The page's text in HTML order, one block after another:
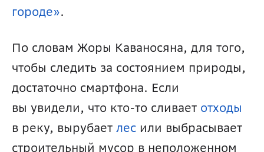
городе».
По словам Жоры Каваносяна, для того,
чтобы следить за состоянием природы,
достаточно смартфона. Если
вы увидели, что кто-то сливает отходы
в реку, вырубает лес или выбрасывает
строительный мусор в неположенном